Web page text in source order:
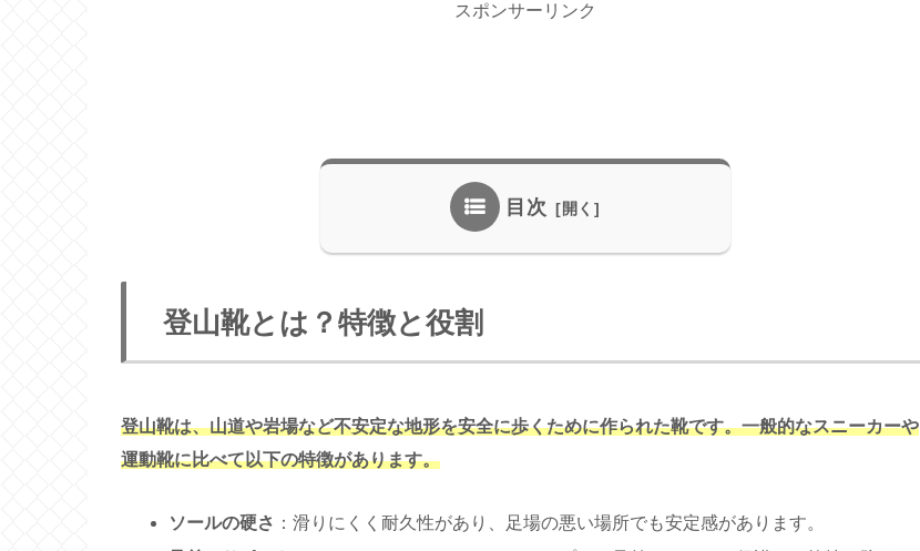
スポンサーリンク
目次
登山靴とは？特徴と役割
登山靴は、山道や岩場など不安定な地形を安全に歩くために作られた靴です。一般的なスニーカーや
運動靴に比べて以下の特徴があります。
ソールの硬さ ：滑りにくく耐久性があり、足場の悪い場所でも安定感があります。